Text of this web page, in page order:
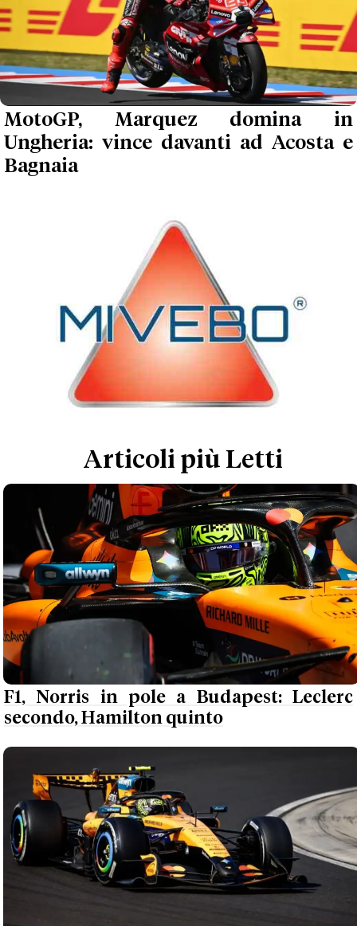
MotoGP, Marquez domina in
Ungheria: vince davanti ad Acosta e
Bagnaia
Articoli più Letti
F1, Norris in pole a Budapest: Leclerc
secondo, Hamilton quinto